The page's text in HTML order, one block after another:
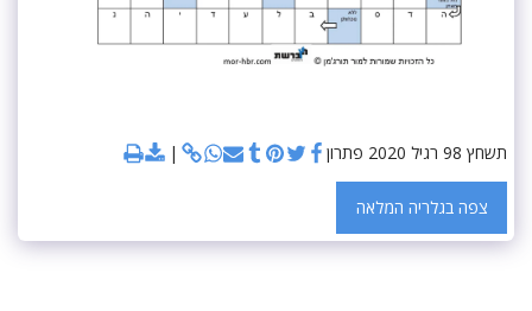
תשחץ 98 רגיל 2020 פתרון
צפה בגלריה המלאה